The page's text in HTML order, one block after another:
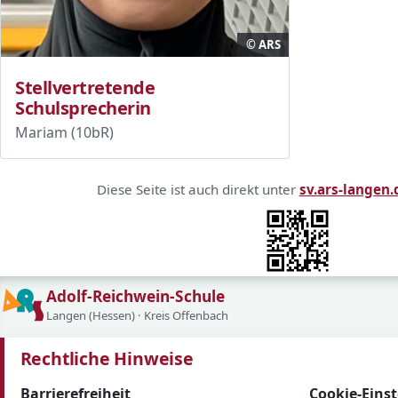
© ARS
Stellvertretende
Schulsprecherin
Mariam (10bR)
Kurzlink und QR-Code
Diese Seite ist auch direkt unter sv.ars-
Adolf-Reichwein-Schule
Langen (Hessen) · Kreis Offenbach
Rechtliche Hinweise
Barrierefreiheit Cookie-